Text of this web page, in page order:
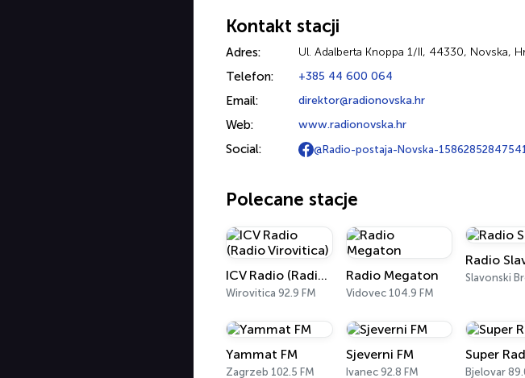
Kontakt stacji
Adres: Ul. Adalberta Knoppa 1/II, 44330, Novska,
Telefon: +385 44 600 064
Email: direktor@radionovska.hr
Web: www.radionovska.hr
Social: @Radio-postaja-Novska-
Polecane stacje
ICV Radio (Radio Virovitica)
Wirovitica 92.9 FM
Radio Megaton
Vidovec 104.9 FM
Radio
Yammat FM
Zagrzeb 102.5 FM
Sjeverni FM
Ivanec 92.8 FM
Super